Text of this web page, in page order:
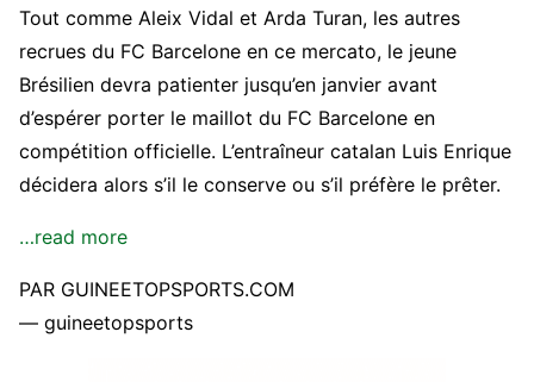
Tout comme Aleix Vidal et Arda Turan, les autres
recrues du FC Barcelone en ce mercato, le jeune
Brésilien devra patienter jusqu’en janvier avant
d’espérer porter le maillot du FC Barcelone en
compétition officielle. L’entraîneur catalan Luis Enrique
décidera alors s’il le conserve ou s’il préfère le prêter.
…read more
PAR GUINEETOPSPORTS.COM
— guineetopsports